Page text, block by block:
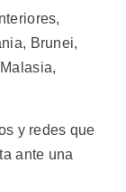
Brunei,
y redes que
ante una